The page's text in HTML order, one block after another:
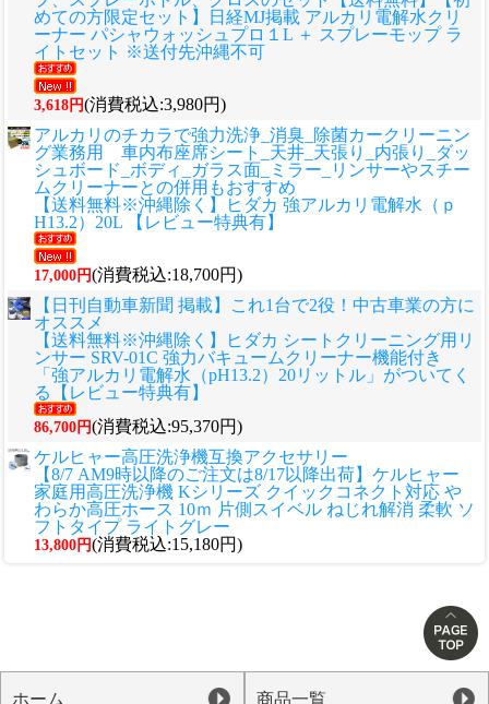
めての方限定セット】日経MJ掲載 アルカリ電解水クリ
ーナー パシャウォッシュプロ１L ＋ スプレーモップ ラ
イトセット ※送付先沖縄不可
3,618円(消費税込:3,980円)
アルカリのチカラで強力洗浄_消臭_除菌カークリーニン
グ業務用 車内布座席シート_天井_天張り_内張り_ダッ
シュボード_ボディ_ガラス面_ミラー_リンサーやスチー
ムクリーナーとの併用もおすすめ
【送料無料※沖縄除く】ヒダカ 強アルカリ電解水（ｐ
H13.2）20L 【レビュー特典有】
17,000円(消費税込:18,700円)
【日刊自動車新聞 掲載】これ1台で2役！中古車業の方に
オススメ
【送料無料※沖縄除く】ヒダカ シートクリーニング用リ
ンサー SRV-01C 強力バキュームクリーナー機能付き
「強アルカリ電解水（pH13.2）20リットル」がついてく
る【レビュー特典有】
86,700円(消費税込:95,370円)
ケルヒャー高圧洗浄機互換アクセサリー
【8/7 AM9時以降のご注文は8/17以降出荷】ケルヒャー
家庭用高圧洗浄機 Kシリーズ クイックコネクト対応 や
わらか高圧ホース 10ｍ 片側スイベル ねじれ解消 柔軟 ソ
フトタイプ ライトグレー
13,800円(消費税込:15,180円)
ホーム 商品一覧